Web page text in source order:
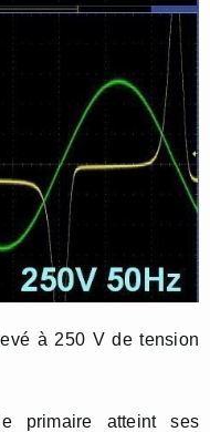
à 250 V de tension
primaire atteint ses